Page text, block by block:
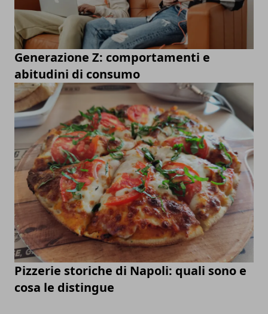
Generazione Z: comportamenti e
abitudini di consumo
Pizzerie storiche di Napoli: quali sono e
cosa le distingue